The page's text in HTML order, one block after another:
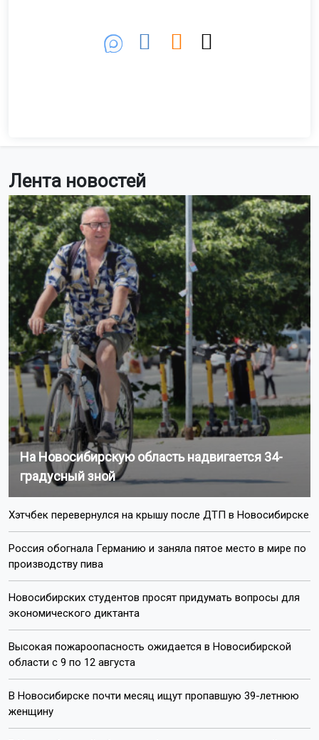
Лента новостей
На Новосибирскую область надвигается 34-
градусный зной
Хэтчбек перевернулся на крышу после ДТП в Новосибирске
Россия обогнала Германию и заняла пятое место в мире по
производству пива
Новосибирских студентов просят придумать вопросы для
экономического диктанта
Высокая пожароопасность ожидается в Новосибирской
области с 9 по 12 августа
В Новосибирске почти месяц ищут пропавшую 39-летнюю
женщину